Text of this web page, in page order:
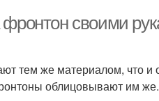
своими
тем же материалом, что
облицовывают им